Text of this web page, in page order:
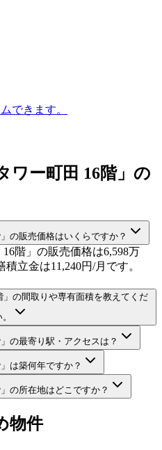
できます。
ワー町田 16階」の
の販売価格はいくらですか？
階」の販売価格は6,598万
立金は11,240円/月です。
」の間取りや専有面積を教えてくだ
の最寄り駅・アクセスは？
は築何年ですか？
の所在地はどこですか？
物件